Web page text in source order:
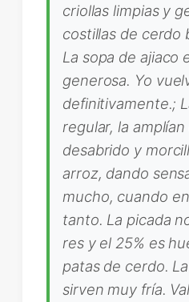
criollas limpias y
costillas de cerdo
La sopa de ajiaco
generosa. Yo
definitivamente.;
regular, la
desabrido y
arroz, dando
mucho, cuando
tanto. La picada
res y el 25% es
patas de cerdo.
sirven muy fría.